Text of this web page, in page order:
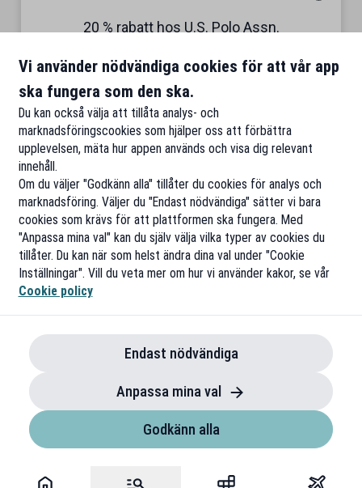
20 % rabatt hos U.S. Polo Assn.
Gäller på ordinarie priser
Till rabatten
Vi använder nödvändiga cookies för att vår app
ska fungera som den ska.
Du kan också välja att tillåta analys- och
marknadsföringscookies som hjälper oss att förbättra
upplevelsen, mäta hur appen används och visa dig relevant
innehåll.
Om du väljer "Godkänn alla" tillåter du cookies för analys och
marknadsföring. Väljer du "Endast nödvändiga" sätter vi bara
cookies som krävs för att plattformen ska fungera. Med
"Anpassa mina val" kan du själv välja vilka typer av cookies du
tillåter. Du kan när som helst ändra dina val under "Cookie
Inställningar". Vill du veta mer om hur vi använder kakor, se vår
Cookie policy
Endast nödvändiga
Anpassa mina val
Godkänn alla